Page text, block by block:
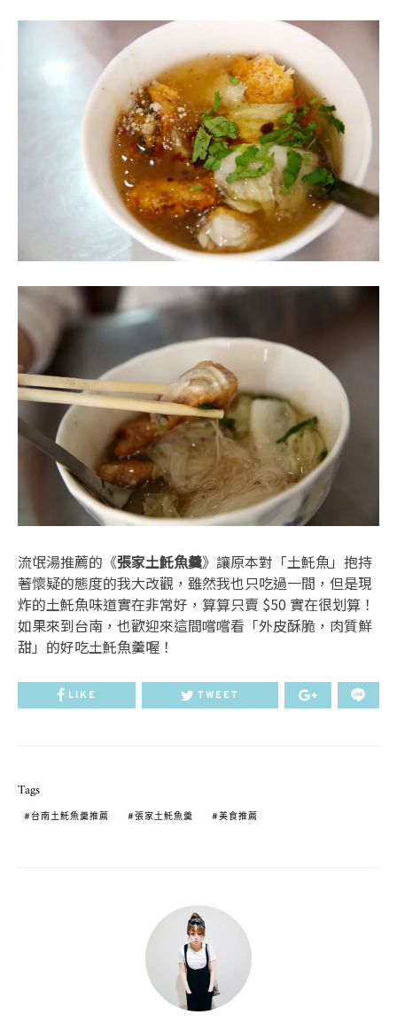
流氓湯推薦的《張家土魠魚羹》讓原本對「土魠魚」抱持
著懷疑的態度的我大改觀，雖然我也只吃過一間，但是現
炸的土魠魚味道實在非常好，算算只賣 $50 實在很划算！
如果來到台南，也歡迎來這間嚐嚐看「外皮酥脆，肉質鮮
甜」的好吃土魠魚羹喔！
LIKE TWEET
Tags
台南土魠魚羹推薦 張家土魠魚羹 美食推薦